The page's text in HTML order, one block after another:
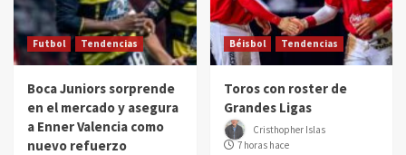
Futbol Tendencias
Boca Juniors sorprende
en el mercado y asegura
a Enner Valencia como
nuevo refuerzo
Béisbol Tendencias
Toros con roster de
Grandes Ligas
Cristhopher Islas
7 horas hace